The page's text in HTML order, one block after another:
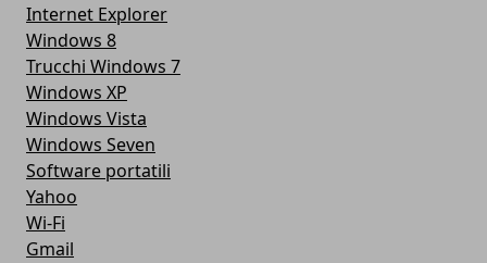
Internet Explorer
Windows 8
Trucchi Windows 7
Windows XP
Windows Vista
Windows Seven
Software portatili
Yahoo
Wi-Fi
Gmail